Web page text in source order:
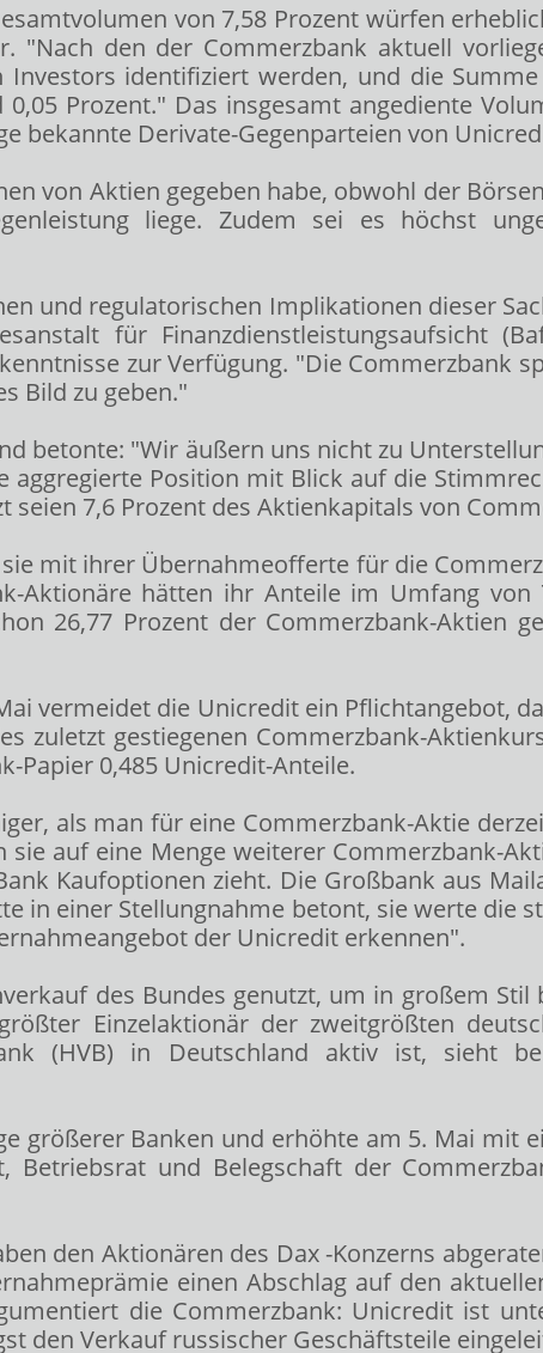
von 7,58 Prozent würfen
den der Commerzbank aktuell
identifiziert werden, und die
Prozent." Das insgesamt angediente
bekannte Derivate-Gegenparteien von
von Aktien gegeben habe, obwohl der
liege. Zudem sei es höchst
und regulatorischen Implikationen dieser
für Finanzdienstleistungsaufsicht
zur Verfügung. "Die Commerzbank
Bild zu geben."
betonte: "Wir äußern uns nicht zu
aggregierte Position mit Blick auf die
seien 7,6 Prozent des Aktienkapitals von
mit ihrer Übernahmeofferte für die
Aktionäre hätten ihr Anteile im Umfang von
26,77 Prozent der Commerzbank-Aktien
vermeidet die Unicredit ein Pflichtangebot,
zuletzt gestiegenen Commerzbank-
Papier 0,485 Unicredit-Anteile.
als man für eine Commerzbank-Aktie
auf eine Menge weiterer Commerzbank-
Kaufoptionen zieht. Die Großbank aus
in einer Stellungnahme betont, sie werte die
der Unicredit erkennen".
des Bundes genutzt, um in großem Stil
Einzelaktionär der zweitgrößten
(HVB) in Deutschland aktiv ist, sieht
größerer Banken und erhöhte am 5. Mai mit
Betriebsrat und Belegschaft der
den Aktionären des Dax-Konzerns
einen Abschlag auf den
die Commerzbank: Unicredit ist
den Verkauf russischer Geschäftsteile